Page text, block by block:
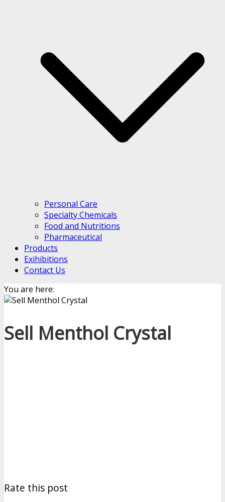
Personal Care
Specialty Chemicals
Food and Nutritions
Pharmaceutical
Products
Exihibitions
Contact Us
You are here:
Sell Menthol Crystal
Rate this post